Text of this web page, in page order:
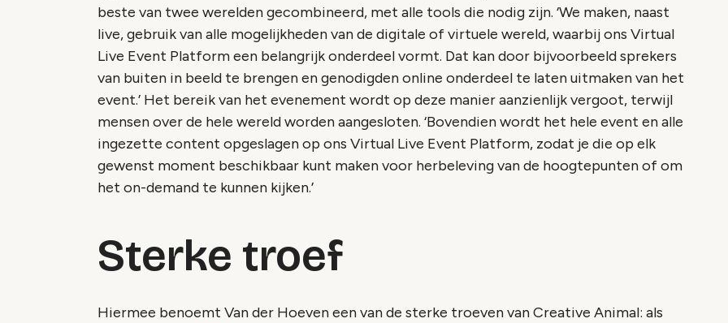
beste van twee werelden gecombineerd, met alle tools die nodig zijn. ‘We maken, naast
live, gebruik van alle mogelijkheden van de digitale of virtuele wereld, waarbij ons Virtual
Live Event Platform een belangrijk onderdeel vormt. Dat kan door bijvoorbeeld sprekers
van buiten in beeld te brengen en genodigden online onderdeel te laten uitmaken van het
event.’ Het bereik van het evenement wordt op deze manier aanzienlijk vergoot, terwijl
mensen over de hele wereld worden aangesloten. ‘Bovendien wordt het hele event en alle
ingezette content opgeslagen op ons Virtual Live Event Platform, zodat je die op elk
gewenst moment beschikbaar kunt maken voor herbeleving van de hoogtepunten of om
het on-demand te kunnen kijken.’
Sterke troef
Hiermee benoemt Van der Hoeven een van de sterke troeven van Creative Animal: als